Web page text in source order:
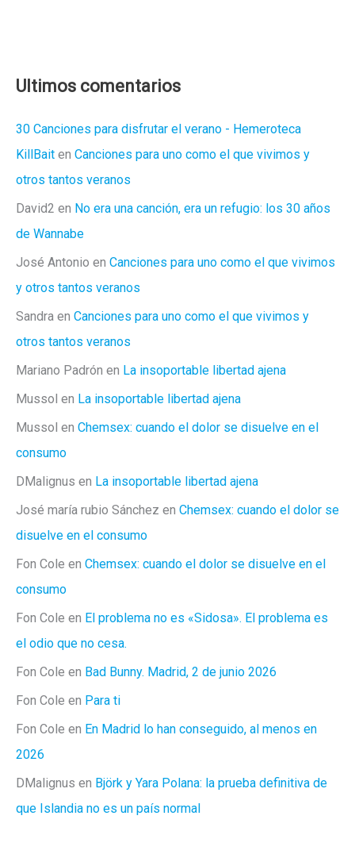
Ultimos comentarios
30 Canciones para disfrutar el verano - Hemeroteca
KillBait en Canciones para uno como el que vivimos y
otros tantos veranos
David2 en No era una canción, era un refugio: los 30 años
de Wannabe
José Antonio en Canciones para uno como el que vivimos
y otros tantos veranos
Sandra en Canciones para uno como el que vivimos y
otros tantos veranos
Mariano Padrón en La insoportable libertad ajena
Mussol en La insoportable libertad ajena
Mussol en Chemsex: cuando el dolor se disuelve en el
consumo
DMalignus en La insoportable libertad ajena
José maría rubio Sánchez en Chemsex: cuando el dolor se
disuelve en el consumo
Fon Cole en Chemsex: cuando el dolor se disuelve en el
consumo
Fon Cole en El problema no es «Sidosa». El problema es
el odio que no cesa.
Fon Cole en Bad Bunny. Madrid, 2 de junio 2026
Fon Cole en Para ti
Fon Cole en En Madrid lo han conseguido, al menos en
2026
DMalignus en Björk y Yara Polana: la prueba definitiva de
que Islandia no es un país normal